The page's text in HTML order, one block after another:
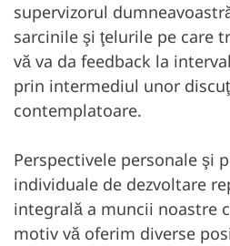
supervizorul
sarcinile şi ţelurile pe care
vă va da feedback la
prin intermediul unor
contemplatoare.
Perspectivele personale şi
individuale de dezvoltare
integrală a muncii noastre
motiv vă oferim diverse